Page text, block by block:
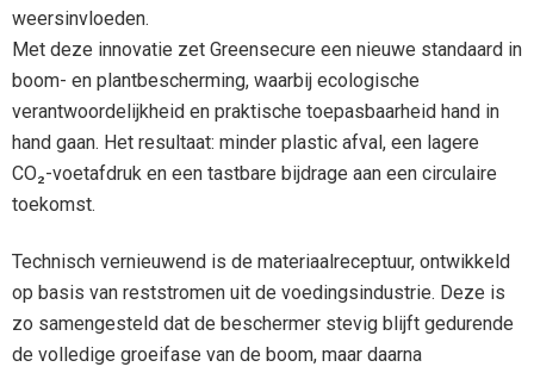
weersinvloeden.
Met deze innovatie zet Greensecure een nieuwe standaard in
boom- en plantbescherming, waarbij ecologische
verantwoordelijkheid en praktische toepasbaarheid hand in
hand gaan. Het resultaat: minder plastic afval, een lagere
CO₂-voetafdruk en een tastbare bijdrage aan een circulaire
toekomst.
Technisch vernieuwend is de materiaalreceptuur, ontwikkeld
op basis van reststromen uit de voedingsindustrie. Deze is
zo samengesteld dat de beschermer stevig blijft gedurende
de volledige groeifase van de boom, maar daarna